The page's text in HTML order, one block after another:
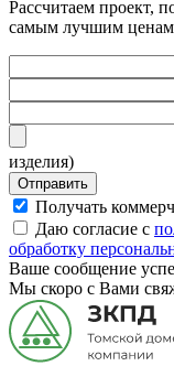
Рассчитаем проект,
самым лучшим
изделия)
Отправить
Получать
Даю согласие с
обработку
Ваше сообщение
Мы скоро с Вами